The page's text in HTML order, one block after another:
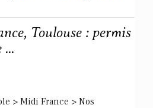
Toulouse : permis
...
> Midi France > Nos